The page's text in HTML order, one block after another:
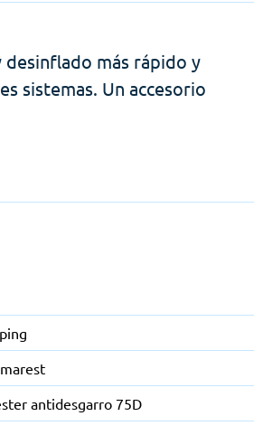
más rápido y
sistemas. Un accesorio
antidesgarro 75D